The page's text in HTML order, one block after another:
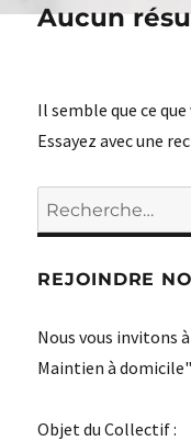
Aucun
Il semble que ce
Essayez avec une
Recherche
pour :
REJOINDRE
Nous vous invitons
Maintien à domicile"
Objet du Collectif :